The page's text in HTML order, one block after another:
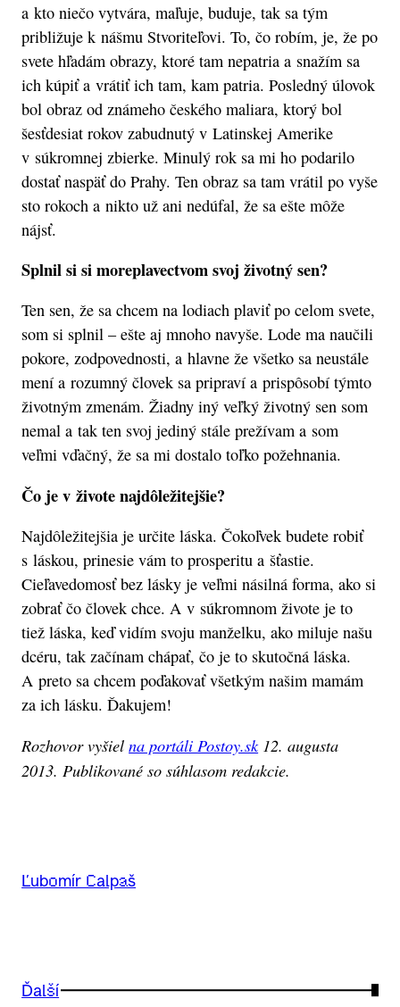
a kto niečo vytvára, maľuje, buduje, tak sa tým
približuje k nášmu Stvoriteľovi. To, čo robím, je, že po
svete hľadám obrazy, ktoré tam nepatria a snažím sa
ich kúpiť a vrátiť ich tam, kam patria. Posledný úlovok
bol obraz od známeho českého maliara, ktorý bol
šesťdesiat rokov zabudnutý v Latinskej Amerike
v súkromnej zbierke. Minulý rok sa mi ho podarilo
dostať naspäť do Prahy. Ten obraz sa tam vrátil po vyše
sto rokoch a nikto už ani nedúfal, že sa ešte môže
nájsť.
Splnil si si moreplavectvom svoj životný sen?
Ten sen, že sa chcem na lodiach plaviť po celom svete,
som si splnil – ešte aj mnoho navyše. Lode ma naučili
pokore, zodpovednosti, a hlavne že všetko sa neustále
mení a rozumný človek sa pripraví a prispôsobí týmto
životným zmenám. Žiadny iný veľký životný sen som
nemal a tak ten svoj jediný stále prežívam a som
veľmi vďačný, že sa mi dostalo toľko požehnania.
Čo je v živote najdôležitejšie?
Najdôležitejšia je určite láska. Čokoľvek budete robiť
s láskou, prinesie vám to prosperitu a šťastie.
Cieľavedomosť bez lásky je veľmi násilná forma, ako si
zobrať čo človek chce. A v súkromnom živote je to
tiež láska, keď vidím svoju manželku, ako miluje našu
dcéru, tak začínam chápať, čo je to skutočná láska.
A preto sa chcem poďakovať všetkým našim mamám
za ich lásku. Ďakujem!
Rozhovor vyšielna portáli Postoy.sk12. augusta
2013. Publikované so súhlasom redakcie.
Ľubomír Calpaš
Ďalší
→